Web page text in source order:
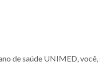
de saúde UNIMED, você,